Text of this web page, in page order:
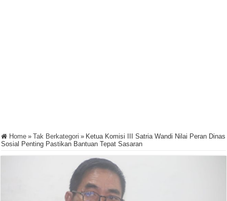
Home » Tak Berkategori » Ketua Komisi III Satria Wandi Nilai Peran Dinas
Sosial Penting Pastikan Bantuan Tepat Sasaran